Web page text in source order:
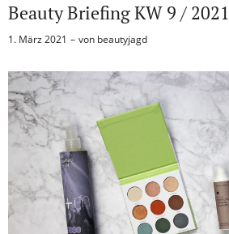
Beauty Briefing KW 9 / 2021
1. März 2021 von beautyjagd